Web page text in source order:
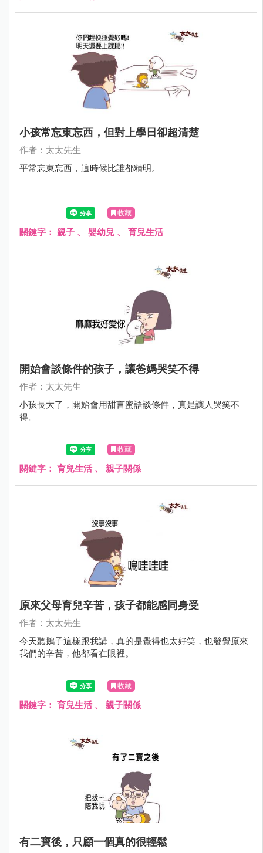
小孩常忘東忘西，但對上學日卻超清楚
作者：太太先生
平常忘東忘西，這時候比誰都精明。
收藏
關鍵字： 親子 、 嬰幼兒 、 育兒生活
開始會談條件的孩子，讓爸媽哭笑不得
作者：太太先生
小孩長大了，開始會用甜言蜜語談條件，真是讓人哭笑不
得。
收藏
關鍵字： 育兒生活、 親子關係
原來父母育兒辛苦，孩子都能感同身受
作者：太太先生
今天聽鵝子這樣跟我講，真的是覺得也太好笑，也發覺原來
我們的辛苦，他都看在眼裡。
收藏
關鍵字： 育兒生活、 親子關係
有二寶後，只顧一個真的很輕鬆